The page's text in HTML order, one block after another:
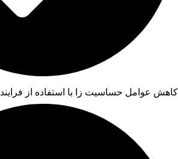
کاهش عوامل حساسیت زا با استفاده از فرایند D.C.P